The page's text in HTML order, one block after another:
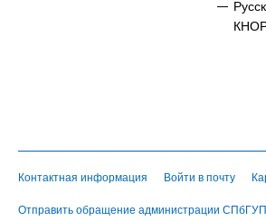
Контактная информация Войти в почту
Отправить обращение администрации